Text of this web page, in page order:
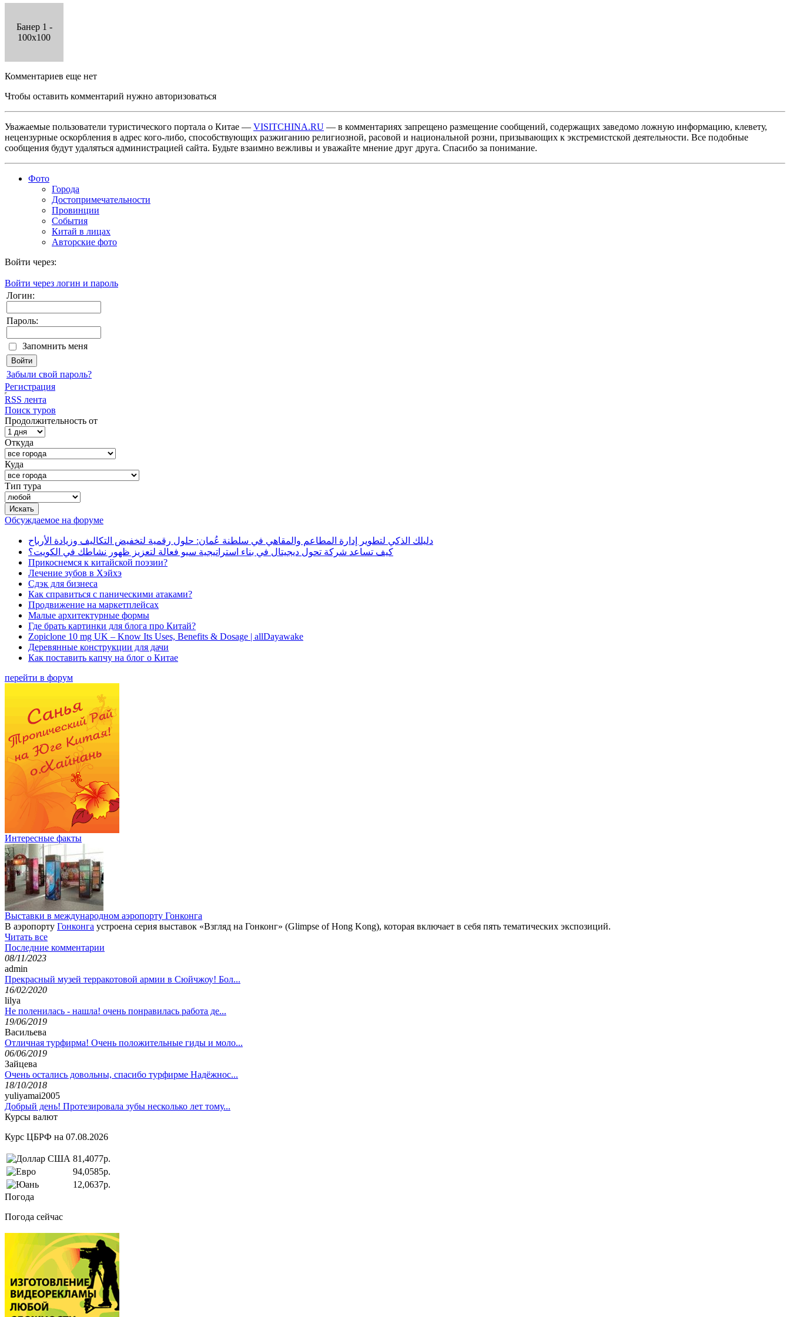
Банер 1 -
100x100
Комментариев еще нет
Чтобы оставить комментарий нужно авторизоваться
Уважаемые пользователи туристического портала о Китае — VISITCHINA.RU — в комментариях запрещено размещение сообщений, содержащих заведомо ложную информацию, клевету,
нецензурные оскорбления в адрес кого-либо, способствующих разжиганию религиозной, расовой и национальной розни, призывающих к экстремистской деятельности. Все подобные
сообщения будут удаляться администрацией сайта. Будьте взаимно вежливы и уважайте мнение друг друга. Спасибо за понимание.
Фото
Города
Достопримечательности
Провинции
События
Китай в лицах
Авторские фото
Войти через:
Войти через логин и пароль
Логин:
Пароль:
Запомнить меня
Забыли свой пароль?
Регистрация
RSS лента
Поиск туров
Продолжительность от
Откуда
Куда
Тип тура
Обсуждаемое на форуме
دليلك الذكي لتطوير إدارة المطاعم والمقاهي في سلطنة عُمان: حلول رقمية لتخفيض التكاليف وزيادة الأرباح
كيف تساعد شركة تحول ديجيتال في بناء استراتيجية سيو فعالة لتعزيز ظهور نشاطك في الكويت؟
Прикоснемся к китайской поэзии?
Лечение зубов в Хэйхэ
Сдэк для бизнеса
Как справиться с паническими атаками?
Продвижение на маркетплейсах
Малые архитектурные формы
Где брать картинки для блога про Китай?
Zopiclone 10 mg UK – Know Its Uses, Benefits & Dosage | allDayawake
Деревянные конструкции для дачи
Как поставить капчу на блог о Китае
перейти в форум
Интересные факты
Выставки в международном аэропорту Гонконга
В аэропорту Гонконга устроена серия выставок «Взгляд на Гонконг» (Glimpse of Hong Kong), которая включает в себя пять тематических экспозиций.
Читать все
Последние комментарии
08/11/2023
admin
Прекрасный музей терракотовой армии в Сюйчжоу! Бол...
16/02/2020
lilya
Не поленилась - нашла! очень понравилась работа де...
19/06/2019
Васильева
Отличная турфирма! Очень положительные гиды и моло...
06/06/2019
Зайцева
Очень остались довольны, спасибо турфирме Надёжнос...
18/10/2018
yuliyamai2005
Добрый день! Протезировала зубы несколько лет тому...
Курсы валют
Курс ЦБРФ на 07.08.2026
81,4077р.
94,0585р.
12,0637р.
Погода
Погода сейчас